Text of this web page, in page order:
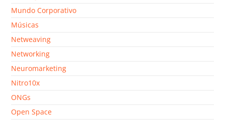
Mundo Corporativo
Músicas
Netweaving
Networking
Neuromarketing
Nitro10x
ONGs
Open Space